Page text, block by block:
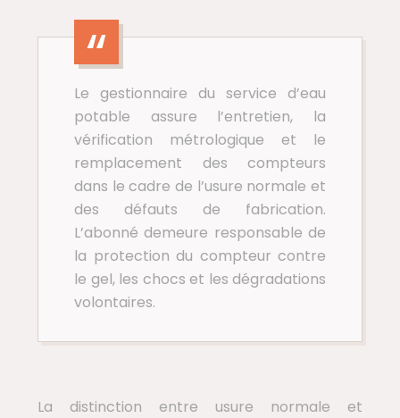
Le gestionnaire du service d’eau
potable assure l’entretien, la
vérification métrologique et le
remplacement des compteurs
dans le cadre de l’usure normale et
des défauts de fabrication.
L’abonné demeure responsable de
la protection du compteur contre
le gel, les chocs et les dégradations
volontaires.
La distinction entre usure normale et